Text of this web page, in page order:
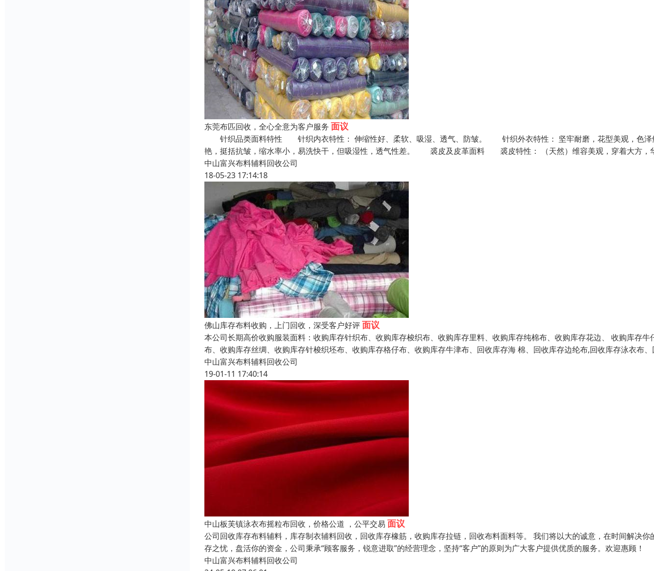
东莞布匹回收，全心全意为客户服务 面议
针织品类面料特性 针织内衣特性： 伸缩性好、柔软、吸湿、透气、防皱。 针织外衣特性： 坚牢耐磨，花型美观，色泽
艳，挺括抗皱，缩水率小，易洗快干，但吸湿性，透气性差。 裘皮及皮革面料 裘皮特性： （天然）维容美观，穿着大方，
中山富兴布料辅料回收公司
18-05-23 17:14:18
佛山库存布料收购，上门回收，深受客户好评面议
本公司长期高价收购服装面料：收购库存针织布、收购库存梭织布、收购库存里料、收购库存纯棉布、收购库存花边、 收购库存牛
布、收购库存丝绸、收购库存针梭织坯布、收购库存格仔布、收购库存牛津布、回收库存海 棉、回收库存边纶布,回收库存泳衣布
中山富兴布料辅料回收公司
19-01-11 17:40:14
中山板芙镇泳衣布摇粒布回收，价格公道 ，公平交易 面议
公司回收库存布料辅料，库存制衣辅料回收，回收库存橡筋，收购库存拉链，回收布料面料等。 我们将以大的诚意，在时间解决你
存之忧，盘活你的资金，公司秉承“顾客服务，锐意进取”的经营理念，坚持“客户”的原则为广大客户提供优质的服务。欢迎惠顾！
中山富兴布料辅料回收公司